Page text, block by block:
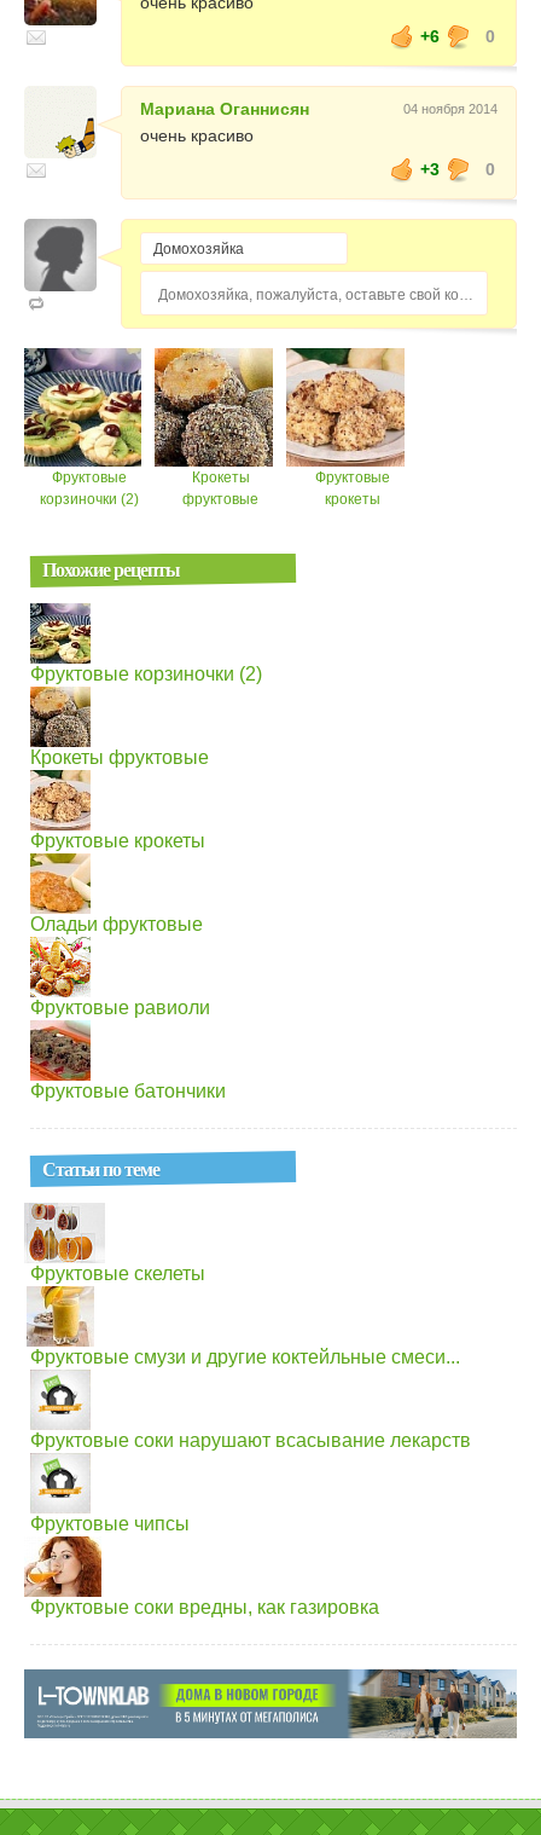
+6
0
Мариана Оганнисян 04 ноября 2014
очень красиво
+3
0
Домохозяйка, пожалуйста, оставьте свой комментарий...
Фруктовые
корзиночки (2)
Крокеты
фруктовые
Фруктовые
крокеты
Похожие рецепты
Фруктовые корзиночки (2)
Крокеты фруктовые
Фруктовые крокеты
Оладьи фруктовые
Фруктовые равиоли
Фруктовые батончики
Статьи по теме
Фруктовые скелеты
Фруктовые смузи и другие коктейльные смеси...
Фруктовые соки нарушают всасывание лекарств
Фруктовые чипсы
Фруктовые соки вредны, как газировка